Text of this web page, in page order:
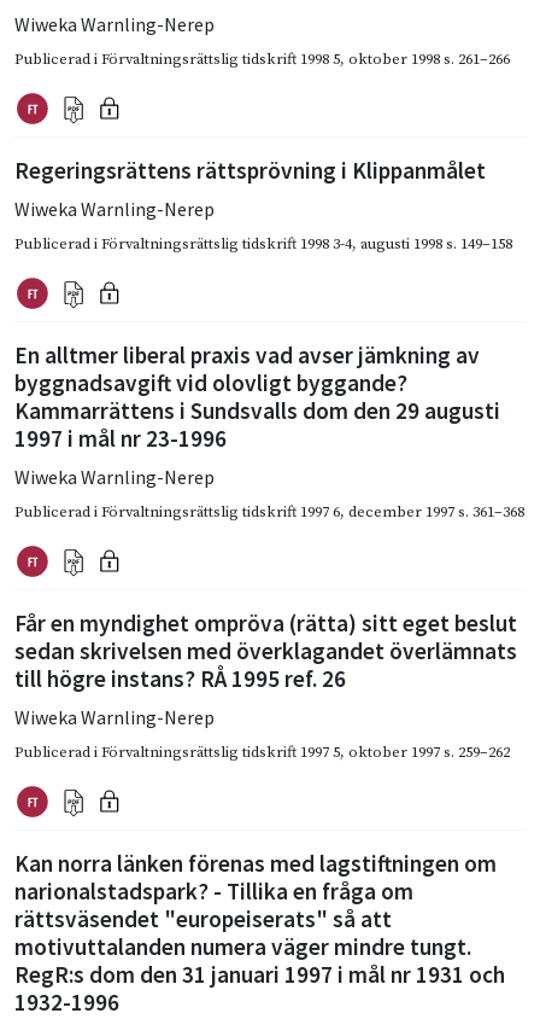
Wiweka Warnling-Nerep
Publicerad iFörvaltningsrättslig tidskrift 1998 5, oktober 1998s. 261–266
Regeringsrättens rättsprövning i Klippanmålet
Wiweka Warnling-Nerep
Publicerad iFörvaltningsrättslig tidskrift 1998 3-4, augusti 1998s. 149–158
En alltmer liberal praxis vad avser jämkning av
byggnadsavgift vid olovligt byggande?
Kammarrättens i Sundsvalls dom den 29 augusti
1997 i mål nr 23-1996
Wiweka Warnling-Nerep
Publicerad iFörvaltningsrättslig tidskrift 1997 6, december 1997s. 361–368
Får en myndighet ompröva (rätta) sitt eget beslut
sedan skrivelsen med överklagandet överlämnats
till högre instans? RÅ 1995 ref. 26
Wiweka Warnling-Nerep
Publicerad iFörvaltningsrättslig tidskrift 1997 5, oktober 1997s. 259–262
Kan norra länken förenas med lagstiftningen om
narionalstadspark? - Tillika en fråga om
rättsväsendet "europeiserats" så att
motivuttalanden numera väger mindre tungt.
RegR:s dom den 31 januari 1997 i mål nr 1931 och
1932-1996